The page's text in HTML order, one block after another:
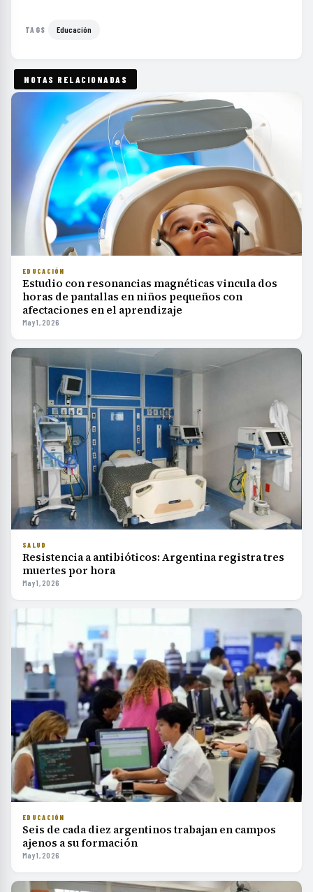
TAGS Educación
NOTAS RELACIONADAS
EDUCACIÓN
Estudio con resonancias magnéticas vincula dos
horas de pantallas en niños pequeños con
afectaciones en el aprendizaje
May 1, 2026
SALUD
Resistencia a antibióticos: Argentina registra tres
muertes por hora
May 1, 2026
EDUCACIÓN
Seis de cada diez argentinos trabajan en campos
ajenos a su formación
May 1, 2026